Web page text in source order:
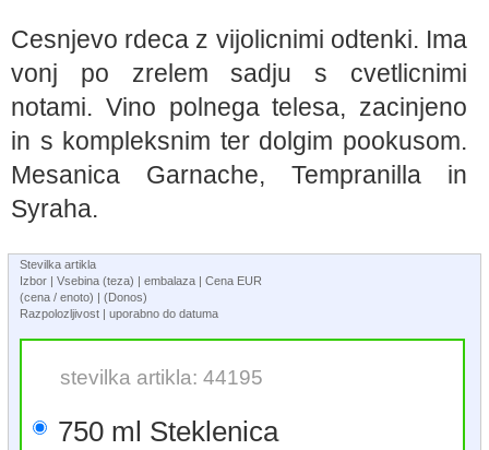
Cesnjevo rdeca z vijolicnimi odtenki. Ima
vonj po zrelem sadju s cvetlicnimi
notami. Vino polnega telesa, zacinjeno
in s kompleksnim ter dolgim pookusom.
Mesanica Garnache, Tempranilla in
Syraha.
Stevilka artikla
Izbor | Vsebina (teza) | embalaza | Cena EUR
(cena / enoto) | (Donos)
Razpolozljivost | uporabno do datuma
stevilka artikla: 44195
750 ml Steklenica